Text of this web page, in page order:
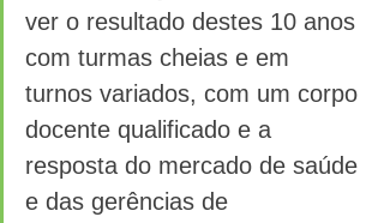
ver o resultado destes 10 anos
com turmas cheias e em
turnos variados, com um corpo
docente qualificado e a
resposta do mercado de saúde
e das gerências de